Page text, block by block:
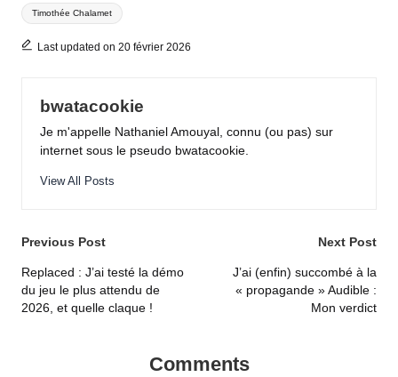
Timothée Chalamet
Last updated on 20 février 2026
bwatacookie
Je m'appelle Nathaniel Amouyal, connu (ou pas) sur
internet sous le pseudo bwatacookie.
View All Posts
Post
navigation
Previous Post
Replaced : J’ai testé la démo
du jeu le plus attendu de
2026, et quelle claque !
Next Post
J’ai (enfin) succombé à la
« propagande » Audible :
Mon verdict
Comments